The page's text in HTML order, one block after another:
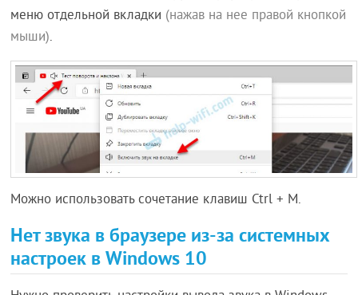
меню отдельной вкладки (нажав на нее правой кнопкой
мыши).
Можно использовать сочетание клавиш Ctrl + M.
Нет звука в браузере из-за системных
настроек в Windows 10